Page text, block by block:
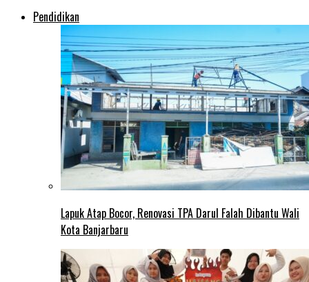
Pendidikan
Lapuk Atap Bocor, Renovasi TPA Darul Falah Dibantu Wali
Kota Banjarbaru